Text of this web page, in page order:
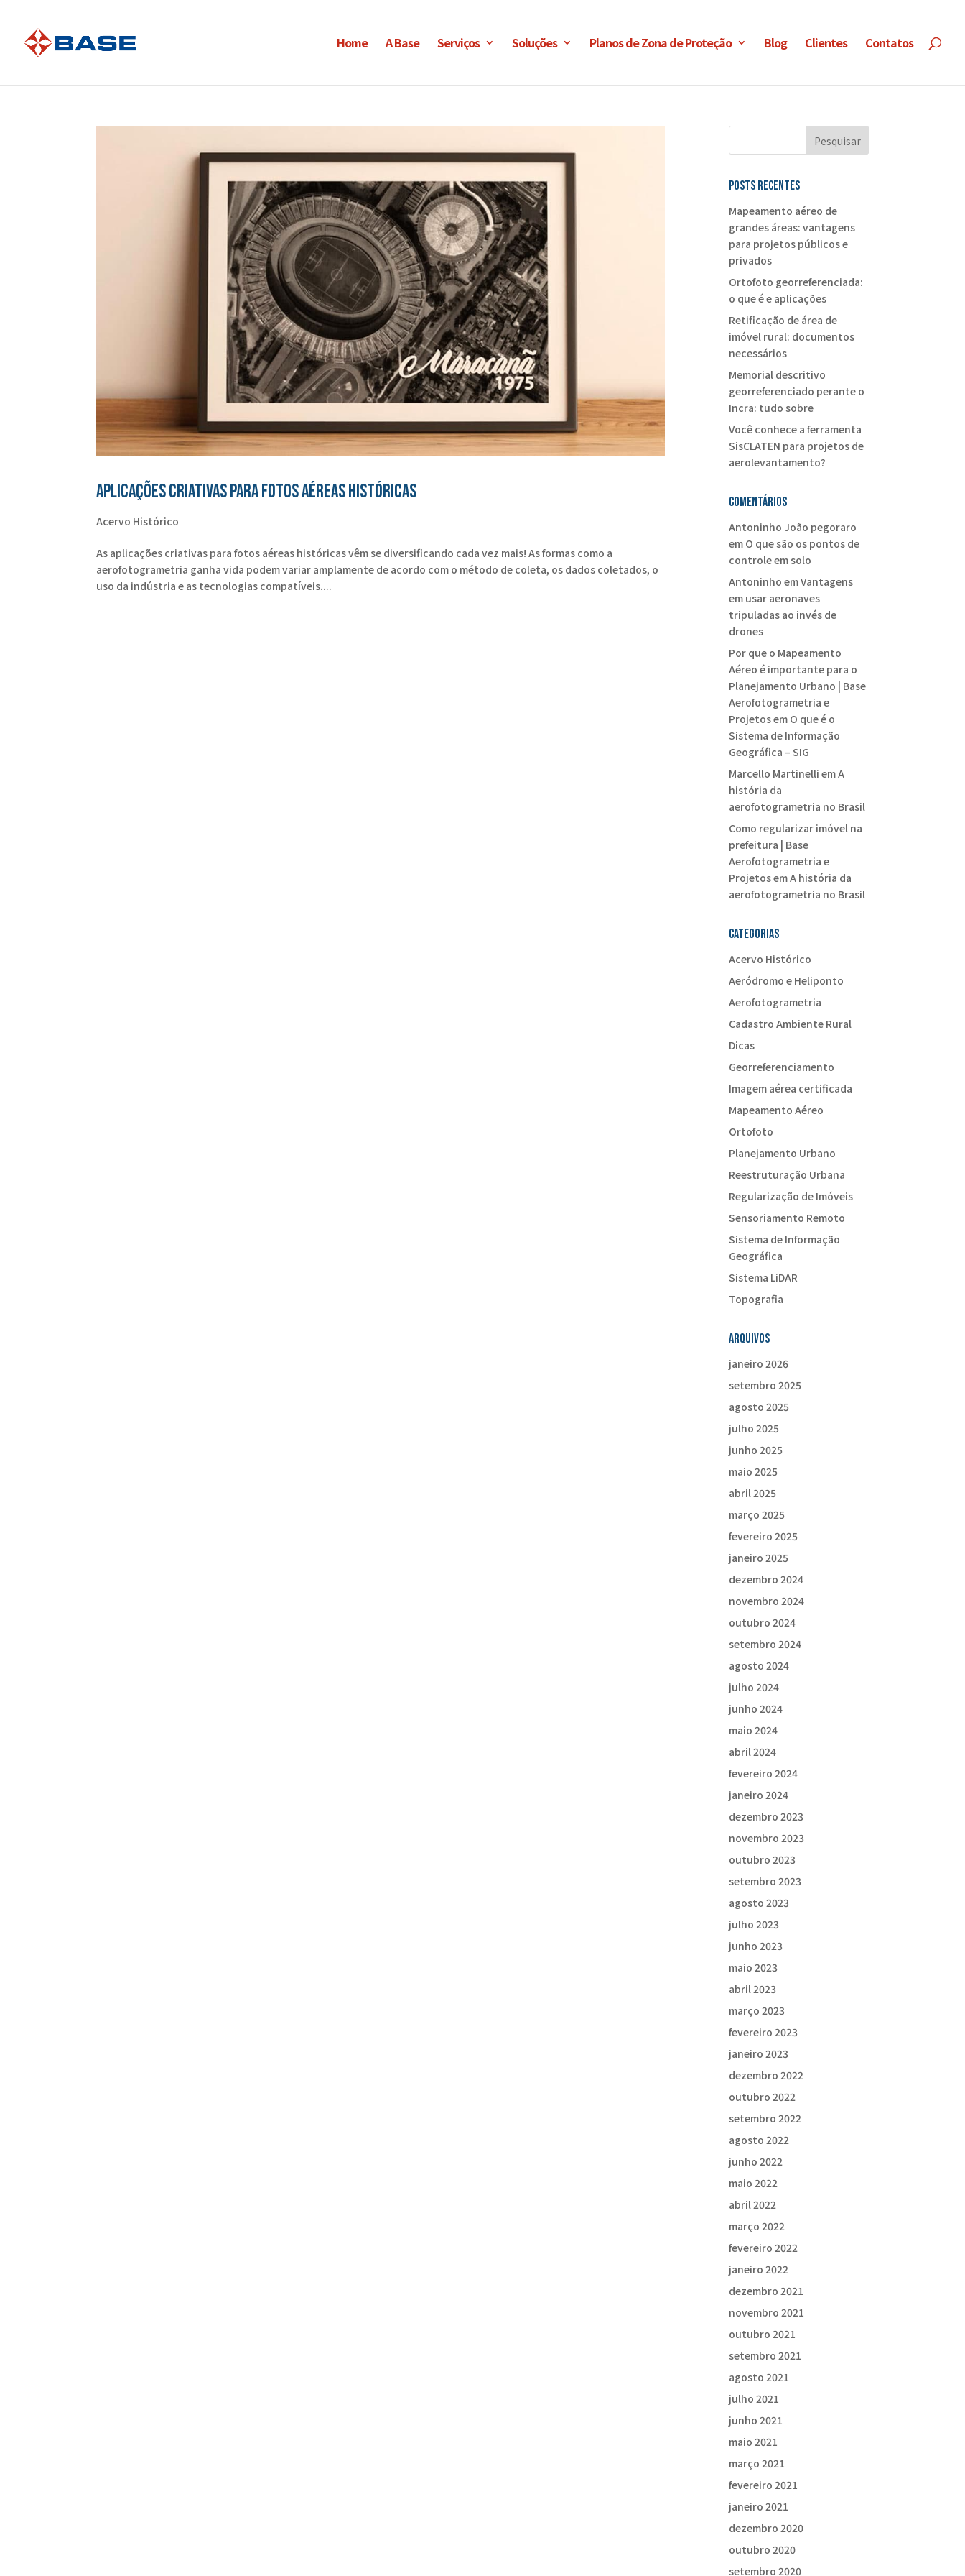
Home A Base Serviços Soluções Planos de Zona de Proteção Blog Clientes Contatos
Aplicações Criativas para Fotos Aéreas Históricas
Acervo Histórico
As aplicações criativas para fotos aéreas históricas vêm se diversificando cada vez mais! As formas como a
aerofotogrametria ganha vida podem variar amplamente de acordo com o método de coleta, os dados coletados, o
uso da indústria e as tecnologias compatíveis....
Posts recentes
Mapeamento aéreo de
grandes áreas: vantagens
para projetos públicos e
privados
Ortofoto georreferenciada:
o que é e aplicações
Retificação de área de
imóvel rural: documentos
necessários
Memorial descritivo
georreferenciado perante o
Incra: tudo sobre
Você conhece a ferramenta
SisCLATEN para projetos de
aerolevantamento?
Comentários
Antoninho João pegoraro
em O que são os pontos de
controle em solo
Antoninho emVantagens
em usar aeronaves
tripuladas ao invés de
drones
Por que o Mapeamento
Aéreo é importante para o
Planejamento Urbano | Base
Aerofotogrametria e
Projetosem O que é o
Sistema de Informação
Geográfica – SIG
Marcello Martinelli emA
história da
aerofotogrametria no Brasil
Como regularizar imóvel na
prefeitura | Base
Aerofotogrametria e
ProjetosemA história da
aerofotogrametria no Brasil
Categorias
Acervo Histórico
Aeródromo e Heliponto
Aerofotogrametria
Cadastro Ambiente Rural
Dicas
Georreferenciamento
Imagem aérea certificada
Mapeamento Aéreo
Ortofoto
Planejamento Urbano
Reestruturação Urbana
Regularização de Imóveis
Sensoriamento Remoto
Sistema de Informação
Geográfica
Sistema LiDAR
Topografia
Arquivos
janeiro 2026
setembro 2025
agosto 2025
julho 2025
junho 2025
maio 2025
abril 2025
março 2025
fevereiro 2025
janeiro 2025
dezembro 2024
novembro 2024
outubro 2024
setembro 2024
agosto 2024
julho 2024
junho 2024
maio 2024
abril 2024
fevereiro 2024
janeiro 2024
dezembro 2023
novembro 2023
outubro 2023
setembro 2023
agosto 2023
julho 2023
junho 2023
maio 2023
abril 2023
março 2023
fevereiro 2023
janeiro 2023
dezembro 2022
outubro 2022
setembro 2022
agosto 2022
junho 2022
maio 2022
abril 2022
março 2022
fevereiro 2022
janeiro 2022
dezembro 2021
novembro 2021
outubro 2021
setembro 2021
agosto 2021
julho 2021
junho 2021
maio 2021
março 2021
fevereiro 2021
janeiro 2021
dezembro 2020
outubro 2020
setembro 2020